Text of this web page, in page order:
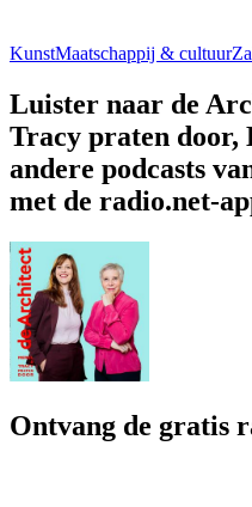
KunstMaatschappij & cultuur
Luister naar de
Tracy praten door,
andere podcasts
met de radio.net-
Ontvang de gratis